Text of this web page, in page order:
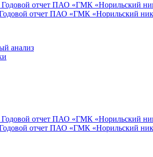
Годовой отчет ПАО «ГМК «Норильский
отчет ПАО «ГМК «Норильский
анализ
Годовой отчет ПАО «ГМК «Норильский
отчет ПАО «ГМК «Норильский